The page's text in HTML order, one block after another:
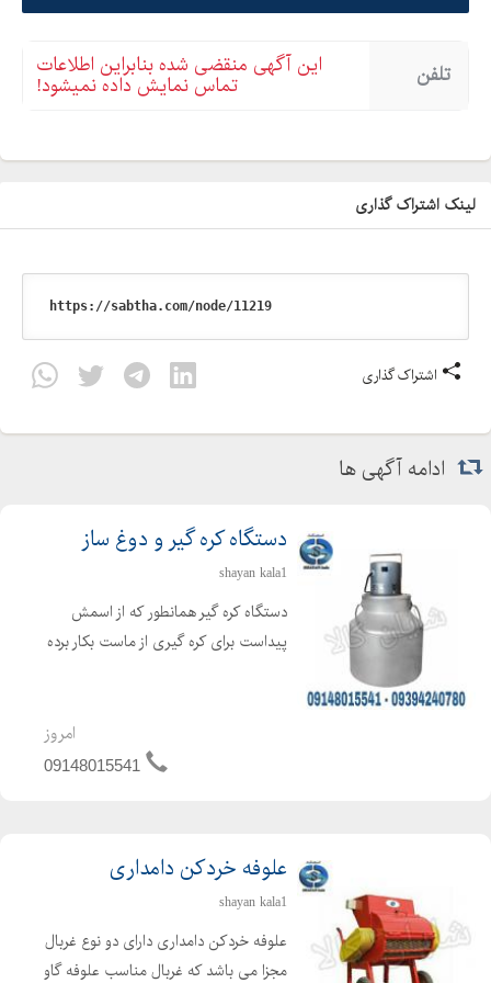
تلفن این آگهی منقضی شده بنابراین اطلاعات
تماس نمایش داده نمیشود!
لینک اشتراک گذاری
اشتراک گذاری
ادامه آگهی ها
دستگاه کره گیر و دوغ ساز
shayan kala1
دستگاه کره گیر همانطور که از اسمش
پیداست برای کره گیری از ماست بکار برده
مخلوط شده و بحال...
امروز
09148015541
علوفه خردکن دامداری
shayan kala1
علوفه خردکن دامداری دارای دو نوع غربال
مجزا می باشد که غربال مناسب علوفه گاو